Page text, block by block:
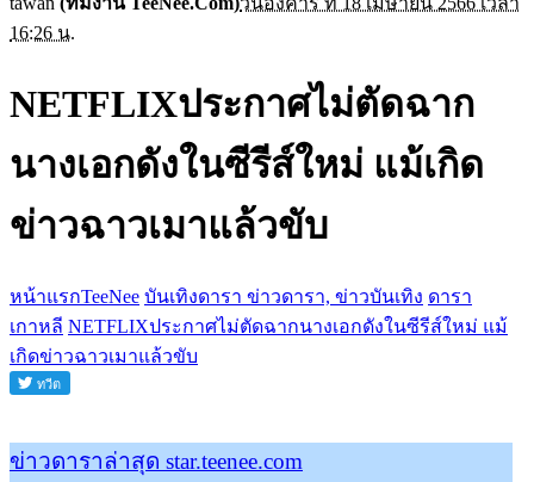
16:26 น.
NETFLIXประกาศไม่ตัดฉาก
นางเอกดังในซีรีส์ใหม่ แม้เกิด
ข่าวฉาวเมาแล้วขับ
หน้าแรกTeeNee บันเทิงดารา ข่าวดารา, ข่าวบันเทิง ดารา
เกาหลี NETFLIXประกาศไม่ตัดฉากนางเอกดังในซีรีส์ใหม่ แม้
เกิดข่าวฉาวเมาแล้วขับ
ข่าวดาราล่าสุด star.teenee.com